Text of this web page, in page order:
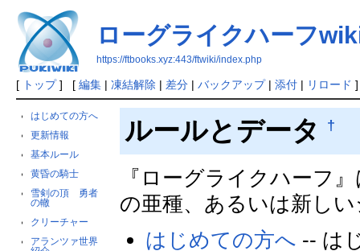
ローグライクハーフ
https://ftbooks.xyz:443/ftwiki/index.php
[ トップ] [ 編集| 凍結解除 | 差分| バックアップ| 添付| リロード
はじめての方へ
更新情報
基本ルール
黄昏の騎士
雪剣の頂 勇者
の轍
クリーチャー
アランツァ世界
ルールとデータ †
『ローグライクハーフ
の亜種、あるいは新し
はじめての方へ -- は